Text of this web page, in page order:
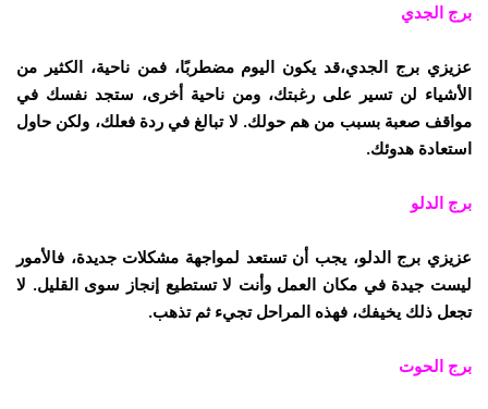
برج الجدي
عزيزي برج الجدي،قد يكون اليوم مضطربًا، فمن ناحية، الكثير من
الأشياء لن تسير على رغبتك، ومن ناحية أخرى، ستجد نفسك في
مواقف صعبة بسبب من هم حولك. لا تبالغ في ردة فعلك، ولكن حاول
استعادة هدوئك.
برج الدلو
عزيزي برج الدلو، يجب أن تستعد لمواجهة مشكلات جديدة، فالأمور
ليست جيدة في مكان العمل وأنت لا تستطيع إنجاز سوى القليل. لا
تجعل ذلك يخيفك، فهذه المراحل تجيء ثم تذهب.
برج الحوت